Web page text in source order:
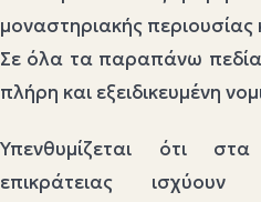
μοναστηριακής περιουσίας
Σε όλα τα παραπάνω
πλήρη και εξειδικευμένη
Υπενθυμίζεται ότι
επικράτειας